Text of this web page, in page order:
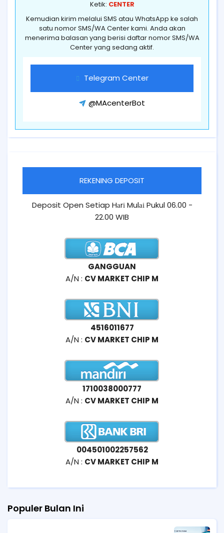
Ketik: CENTER
Kemudian kirim melalui SMS atau WhatsApp ke salah
satu nomor SMS/WA Center kami. Anda akan
menerima balasan yang berisi daftar nomor SMS/WA
Center yang sedang aktif.
Telegram Center
@MAcenterBot
REKENING DEPOSIT
Deposit Open Setiap Hаrі Mulаі Pukul 06.00 -
22.00 WIB
GANGGUAN
A/N : CV MARKET CHIP M
4516011677
A/N : CV MARKET CHIP M
1710038000777
A/N : CV MARKET CHIP M
004501002257562
A/N : CV MARKET CHIP M
Populer Bulan Ini